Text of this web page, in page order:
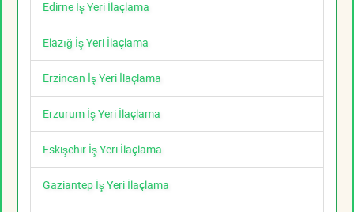
Edirne İş Yeri İlaçlama
Elazığ İş Yeri İlaçlama
Erzincan İş Yeri İlaçlama
Erzurum İş Yeri İlaçlama
Eskişehir İş Yeri İlaçlama
Gaziantep İş Yeri İlaçlama